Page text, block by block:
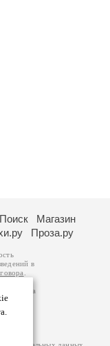
Поиск
Магазин
Проза.ру
в
возможна
за
на